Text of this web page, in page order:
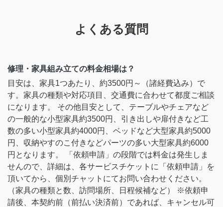
よくある質問
修理・家具組み立ての料金相場は？
目安は、家具1つあたり、約3500円～（諸経費込み）で
す。家具の種類や対応項目、交通費に合わせて都度ご相談
になります。 その他目安として、テーブルやチェアなど
の一般的な小型家具約3500円、引き出しや扉付きなど工
数の多い小型家具約4000円、ベッドなど大型家具約5000
円、収納やすのこ付きなどパーツの多い大型家具約6000
円となります。 「依頼申請」の段階では料金は発生しま
せんので、詳細は、各サービスチケットに「依頼申請」を
頂いてから、個別チャットにてお問い合わせください。
（家具の種類と数、訪問場所、日程候補など） ※依頼申
請後、本契約前（前払い決済前）であれば、キャンセル可